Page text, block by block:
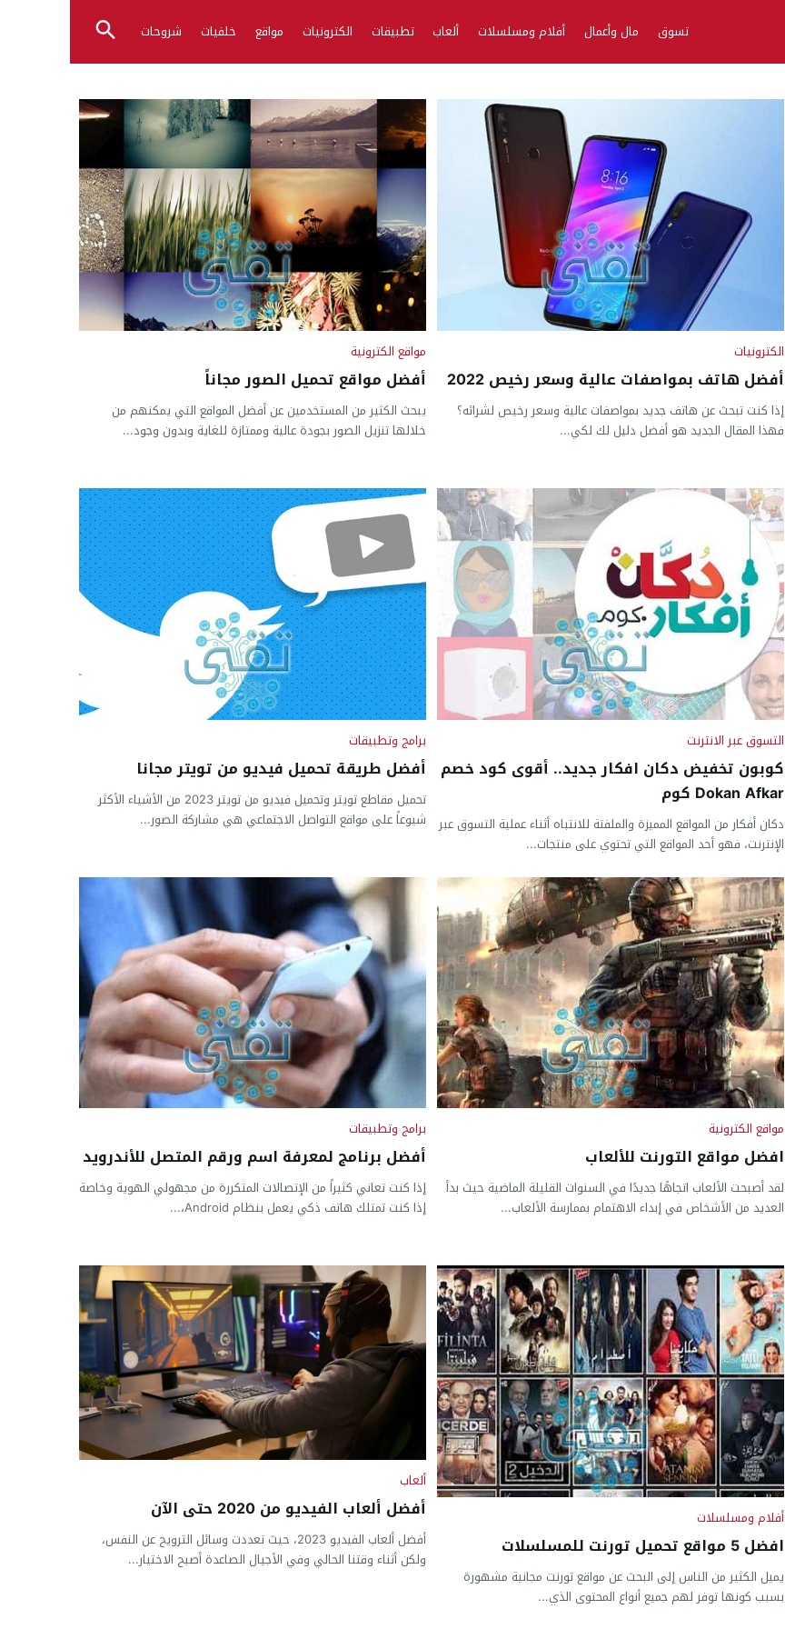
تسوق مال وأعمال أفلام ومسلسلات ألعاب تطبيقات الكترونيات مواقع خلفيات شروحات
الكترونيات
أفضل هاتف بمواصفات عالية وسعر رخيص 2022
إذا كنت تبحث عن هاتف جديد بمواصفات عالية وسعر رخيص لشرائه؟
فهذا المقال الجديد هو أفضل دليل لك لكي...
مواقع الكترونية
أفضل مواقع تحميل الصور مجاناً
يبحث الكثير من المستخدمين عن أفضل المواقع التي يمكنهم من
خلالها تنزيل الصور بجودة عالية وممتازة للغاية وبدون وجود...
التسوق عبر الانترنت
كوبون تخفيض دكان افكار جديد.. أقوى كود خصم
Dokan Afkar كوم
دكان أفكار من المواقع المميزة والملفتة للانتباه أثناء عملية التسوق عبر
الإنترنت، فهو أحد المواقع التي تحتوي على منتجات...
برامج وتطبيقات
أفضل طريقة تحميل فيديو من تويتر مجانا
تحميل مقاطع تويتر وتحميل فيديو من تويتر 2023 من الأشياء الأكثر
شيوعاً على مواقع التواصل الاجتماعي هي مشاركة الصور...
مواقع الكترونية
افضل مواقع التورنت للألعاب
لقد أصبحت الألعاب اتجاهًا جديدًا في السنوات القليلة الماضية حيث بدأ
العديد من الأشخاص في إبداء الاهتمام بممارسة الألعاب...
برامج وتطبيقات
أفضل برنامج لمعرفة اسم ورقم المتصل للأندرويد
إذا كنت تعاني كثيراً من الإتصالات المتكررة من مجهولي الهوية وخاصة
إذا كنت تمتلك هاتف ذكي يعمل بنظام Android،...
أفلام ومسلسلات
افضل 5 مواقع تحميل تورنت للمسلسلات
يميل الكثير من الناس إلى البحث عن مواقع تورنت مجانية مشهورة
بسبب كونها توفر لهم جميع أنواع المحتوى الذي...
ألعاب
أفضل ألعاب الفيديو من 2020 حتى الآن
أفضل ألعاب الفيديو 2023، حيث تعددت وسائل الترويح عن النفس،
ولكن أثناء وقتنا الحالي وفي الأجيال الصاعدة أصبح الاختيار...